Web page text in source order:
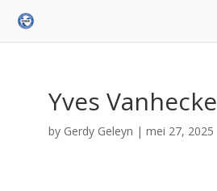
Yves Vanhecke
by Gerdy Geleyn | mei 27, 2025